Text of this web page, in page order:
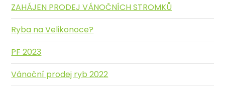
ZAHÁJEN PRODEJ VÁNOČNÍCH STROMKŮ
Ryba na Velikonoce?
PF 2023
Vánoční prodej ryb 2022